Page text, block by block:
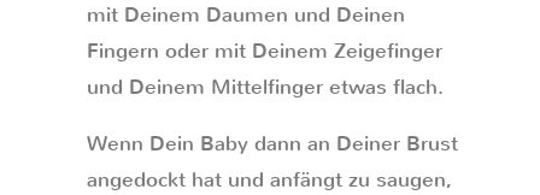
mit Deinem Daumen und Deinen
Fingern oder mit Deinem Zeigefinger
und Deinem Mittelfinger etwas flach.
Wenn Dein Baby dann an Deiner Brust
angedockt hat und anfängt zu saugen,